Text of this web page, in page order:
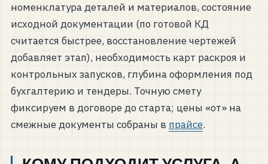
номенклатура деталей и материалов, состояние
исходной документации (по готовой КД
считается быстрее, восстановление чертежей
добавляет этап), необходимость карт раскроя и
контрольных запусков, глубина оформления под
бухгалтерию и тендеры. Точную смету
фиксируем в договоре до старта; цены «от» на
смежные документы собраны в прайсе.